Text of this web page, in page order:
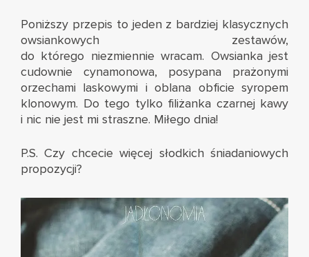
Poniższy przepis to jeden z bardziej klasycznych
owsiankowych zestawów,
do którego niezmiennie wracam. Owsianka jest
cudownie cynamonowa, posypana prażonymi
orzechami laskowymi i oblana obficie syropem
klonowym. Do tego tylko filiżanka czarnej kawy
i nic nie jest mi straszne. Miłego dnia!
P.S. Czy chcecie więcej słodkich śniadaniowych
propozycji?